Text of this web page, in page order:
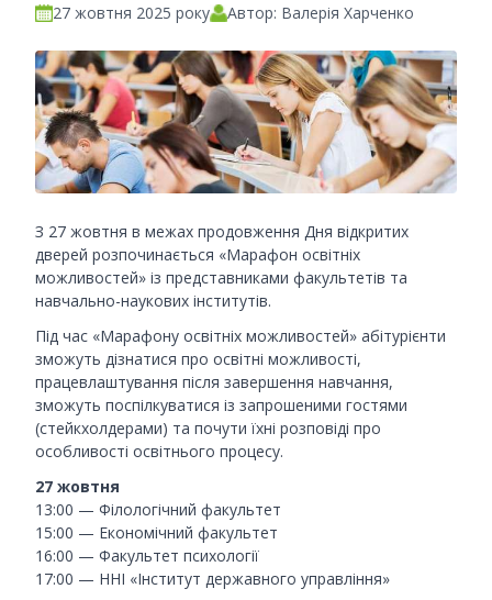
27 жовтня 2025 року Автор: Валерія Харченко
З 27 жовтня в межах продовження Дня відкритих
дверей розпочинається «Марафон освітніх
можливостей» із представниками факультетів та
навчально-наукових інститутів.
Під час «Марафону освітніх можливостей» абітурієнти
зможуть дізнатися про освітні можливості,
працевлаштування після завершення навчання,
зможуть поспілкуватися із запрошеними гостями
(стейкхолдерами) та почути їхні розповіді про
особливості освітнього процесу.
27 жовтня
13:00 — Філологічний факультет
15:00 — Економічний факультет
16:00 — Факультет психології
17:00 — ННІ «Інститут державного управління»